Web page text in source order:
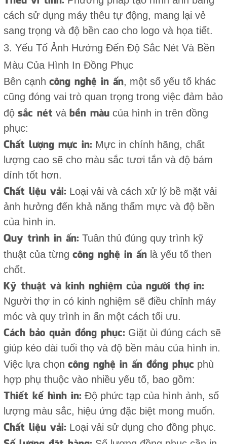
cách sử dụng máy thêu tự động, mang lại vẻ
sang trọng và độ bền cao cho logo và họa tiết.
3. Yếu Tố Ảnh Hưởng Đến Độ Sắc Nét Và Bền
Màu Của Hình In Đồng Phục
Bên cạnh công nghệ in ấn, một số yếu tố khác
cũng đóng vai trò quan trọng trong việc đảm bảo
độ sắc nét và bền màucủa hình in trên đồng
phục:
Chất lượng mực in: Mực in chính hãng, chất
lượng cao sẽ cho màu sắc tươi tắn và độ bám
dính tốt hơn.
Chất liệu vải: Loại vải và cách xử lý bề mặt vải
ảnh hưởng đến khả năng thấm mực và độ bền
của hình in.
Quy trình in ấn: Tuân thủ đúng quy trình kỹ
thuật của từng công nghệ in ấnlà yếu tố then
chốt.
Kỹ thuật và kinh nghiệm của người thợ in:
Người thợ in có kinh nghiệm sẽ điều chỉnh máy
móc và quy trình in ấn một cách tối ưu.
Cách bảo quản đồng phục: Giặt ủi đúng cách sẽ
giúp kéo dài tuổi thọ và độ bền màu của hình in.
Việc lựa chọn công nghệ in ấn đồng phục phù
hợp phụ thuộc vào nhiều yếu tố, bao gồm:
Thiết kế hình in: Độ phức tạp của hình ảnh, số
lượng màu sắc, hiệu ứng đặc biệt mong muốn.
Chất liệu vải: Loại vải sử dụng cho đồng phục.